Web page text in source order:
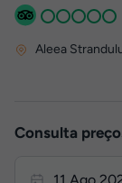
Aleea
Consulta